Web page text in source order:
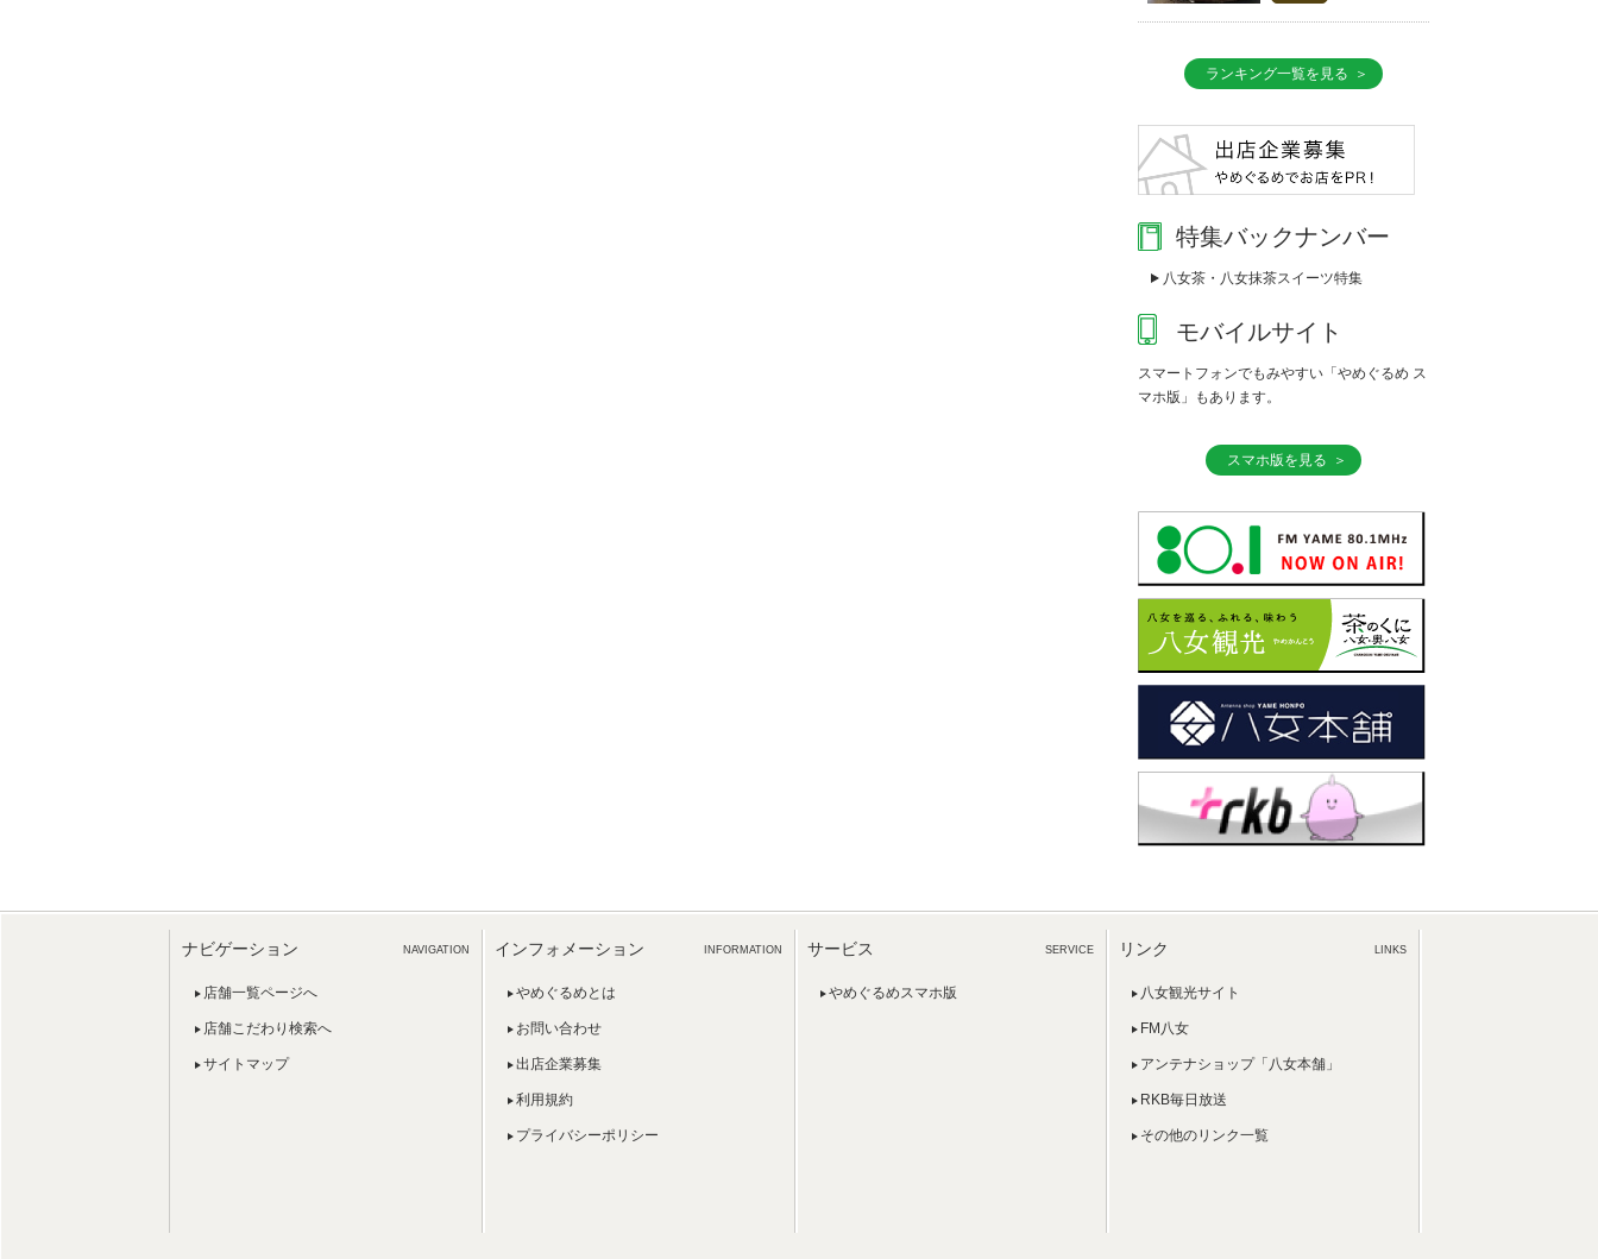
ランキング一覧を見る
特集バックナンバー
八女茶・八女抹茶スイーツ特集
モバイルサイト
スマートフォンでもみやすい「やめぐるめ ス
マホ版」もあります。
スマホ版を見る
ナビゲーション NAVIGATION
店舗一覧ページへ
店舗こだわり検索へ
サイトマップ
インフォメーション INFORMATION
やめぐるめとは
お問い合わせ
出店企業募集
利用規約
プライバシーポリシー
サービス SERVICE
やめぐるめスマホ版
リンク LINKS
八女観光サイト
FM八女
アンテナショップ「八女本舗」
RKB毎日放送
その他のリンク一覧